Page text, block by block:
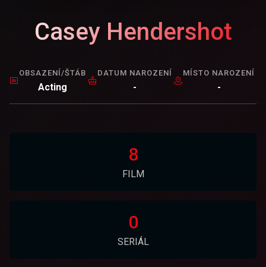
Casey Hendershot
OBSAZENÍ/ŠTÁB
Acting
DATUM NAROZENÍ
-
MÍSTO NAROZENÍ
-
8
FILM
0
SERIÁL